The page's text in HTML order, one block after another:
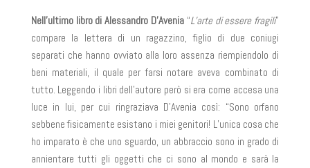
Nell’ultimo libro di Alessandro D’Avenia “L’arte di essere fragili”
compare la lettera di un ragazzino, figlio di due coniugi
separati che hanno ovviato alla loro assenza riempiendolo di
beni materiali, il quale per farsi notare aveva combinato di
tutto. Leggendo i libri dell’autore però si era come accesa una
luce in lui, per cui ringraziava D’Avenia così: “Sono orfano
sebbene fisicamente esistano i miei genitori! L’unica cosa che
ho imparato è che uno sguardo, un abbraccio sono in grado di
annientare tutti gli oggetti che ci sono al mondo e sarà la